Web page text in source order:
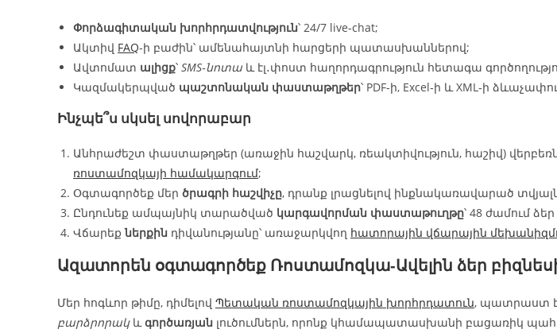
Փորձագիտական խորհրդատվություն՝ 24/7 live‑chat;
Ակտիվ FAQ‑ի բաժին՝ ամենահայտնի հարցերի պատասխաններով;
Ավտոմատ ալիցք՝ SMS‑նոտաև էլ․փոստ հաղորդագրություն հետագա
Կազմակերպված պաշտոնական փաստաթղթեր՝ PDF‑ի, Excel‑ի և XML‑ի
Ինչպե՞ս սկսել սովորաբար
Անհրաժեշտ փաստաթղթեր (առաջին հաշվարկ, ռեակտիվություն, հաշիվ)
ռոստամոզկայի համակարգում;
Օգտագործեք մեր ծրագրի հաշվիչը, դրանք լրացնելով ինքնակառավարած
Ընդունեք ամպայնիկ տարածված կարգավորման փաստաթուղթը՝ 48 ժամում
Վճարեքներքին դիվանությանը՝ առաջարկվող հատորային վճարային
Ազատորեն օգտագործեք Ռոստամոզկա‑Ավելին ձեր
Մեր հոգևոր թիմը, դիմելով Պետական ռոստամոզկային խորհրդատուն, պատրաստ է
բարձրորակևգործառյան լուծումներն, որոնք կհամապատասխանի բացառիկ